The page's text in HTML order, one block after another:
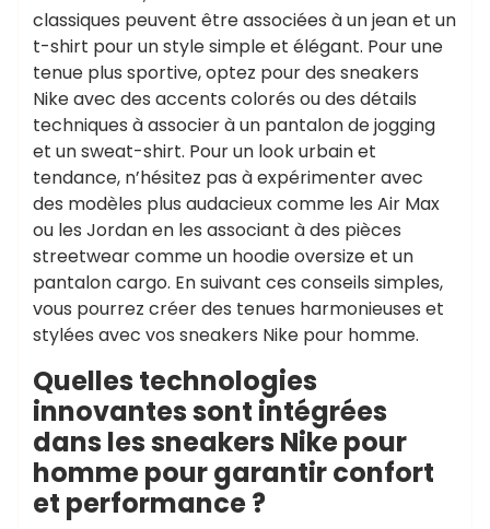
classiques peuvent être associées à un jean et un
t-shirt pour un style simple et élégant. Pour une
tenue plus sportive, optez pour des sneakers
Nike avec des accents colorés ou des détails
techniques à associer à un pantalon de jogging
et un sweat-shirt. Pour un look urbain et
tendance, n’hésitez pas à expérimenter avec
des modèles plus audacieux comme les Air Max
ou les Jordan en les associant à des pièces
streetwear comme un hoodie oversize et un
pantalon cargo. En suivant ces conseils simples,
vous pourrez créer des tenues harmonieuses et
stylées avec vos sneakers Nike pour homme.
Quelles technologies
innovantes sont intégrées
dans les sneakers Nike pour
homme pour garantir confort
et performance ?